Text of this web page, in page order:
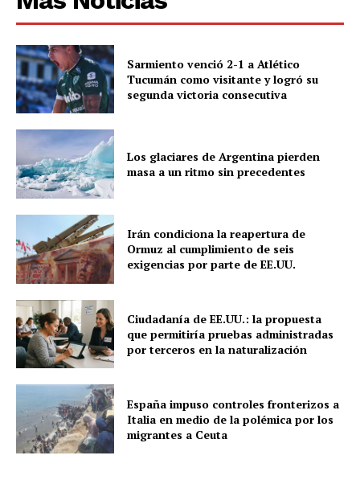
Sarmiento venció 2-1 a Atlético
Tucumán como visitante y logró su
segunda victoria consecutiva
Los glaciares de Argentina pierden
masa a un ritmo sin precedentes
Irán condiciona la reapertura de
Ormuz al cumplimiento de seis
exigencias por parte de EE.UU.
Ciudadanía de EE.UU.: la propuesta
que permitiría pruebas administradas
por terceros en la naturalización
España impuso controles fronterizos a
Italia en medio de la polémica por los
migrantes a Ceuta